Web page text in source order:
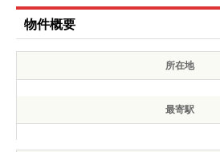
物件概要
所在地
最寄駅